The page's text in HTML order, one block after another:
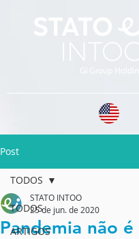
Post
TODOS
ARTIGOS
TODOS
Pandemia não
STATO INTOO
25 de jun. de 2020